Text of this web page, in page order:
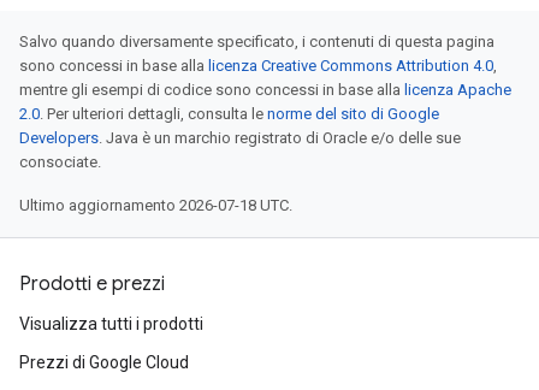
Salvo quando diversamente specificato, i contenuti di questa pagina
sono concessi in base alla licenza Creative Commons Attribution 4.0,
mentre gli esempi di codice sono concessi in base alla licenza Apache
2.0. Per ulteriori dettagli, consulta le norme del sito di Google
Developers. Java è un marchio registrato di Oracle e/o delle sue
consociate.
Ultimo aggiornamento 2026-07-18 UTC.
Prodotti e prezzi
Visualizza tutti i prodotti
Prezzi di Google Cloud